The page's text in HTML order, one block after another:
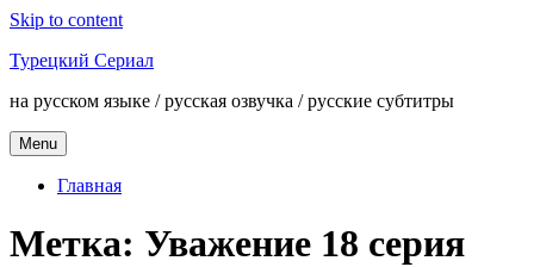
Skip to content
Турецкий Сериал
на русском языке / русская озвучка / русские субтитры
Menu
Главная
Метка: Уважение 18 серия